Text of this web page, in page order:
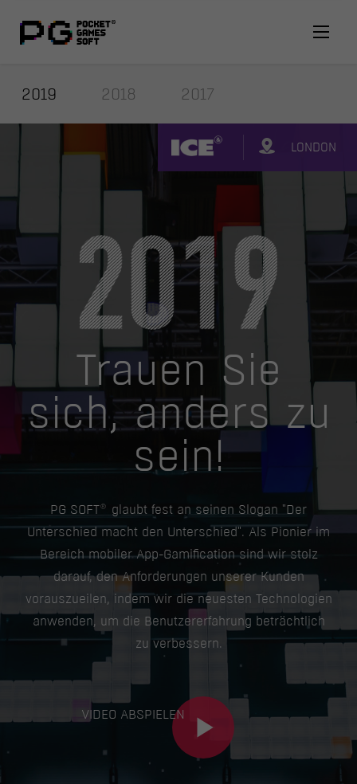
2019 2018 2017
Trauen Sie
sich, anders zu
sein!
PG SOFT® glaubt fest an seinen Slogan "Der
Unterschied macht den Unterschied". Als Pionier im
Bereich mobiler App-Gamification sind wir stolz
darauf, den Anforderungen unserer Kunden
vorauszueilen, indem wir die neuesten Technologien
anwenden, um die Benutzererfahrung beträchtlich
zu verbessern.
LONDON
VIDEO ABSPIELEN